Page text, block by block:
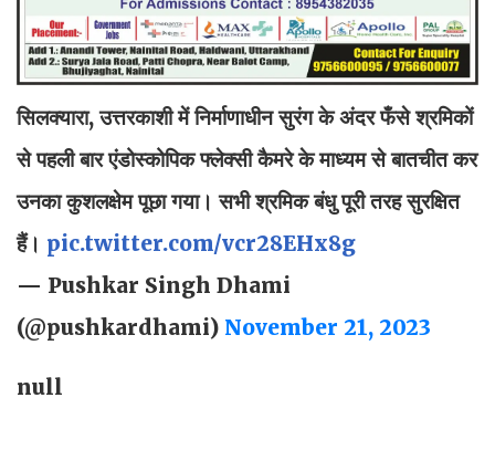
सिलक्यारा, उत्तरकाशी में निर्माणाधीन सुरंग के अंदर फँसे श्रमिकों
से पहली बार एंडोस्कोपिक फ्लेक्सी कैमरे के माध्यम से बातचीत कर
उनका कुशलक्षेम पूछा गया। सभी श्रमिक बंधु पूरी तरह सुरक्षित
हैं। pic.twitter.com/vcr28EHx8g
— Pushkar Singh Dhami
(@pushkardhami) November 21, 2023
null